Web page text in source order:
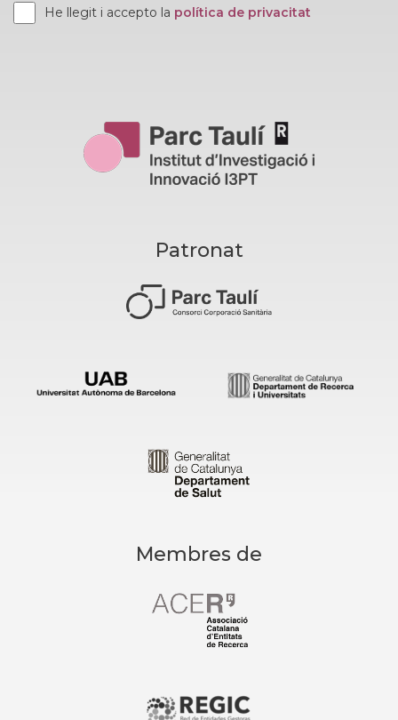
Patronat
Membres de
He llegit i accepto la política de privacitat